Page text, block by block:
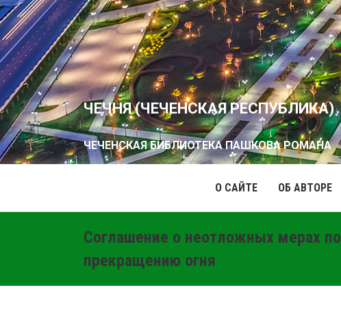
ЧЕЧНЯ (ЧЕЧЕНСКАЯ РЕСПУБЛИКА)
ЧЕЧЕНСКАЯ БИБЛИОТЕКА ПАШКОВА РОМАНА
О САЙТЕ ОБ АВТОРЕ
Соглашение о неотложных мерах по
прекращению огня